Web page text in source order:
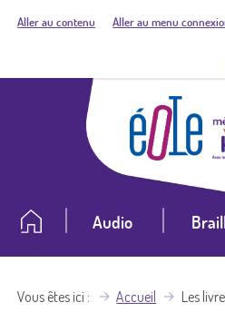
Aller au contenu Aller au menu
Audio
Vous êtes ici Accueil Les